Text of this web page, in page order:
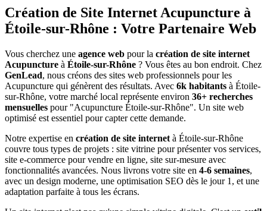
Création de Site Internet Acupuncture à
Étoile-sur-Rhône : Votre Partenaire Web
Vous cherchez une agence web pour la création de site internet
Acupuncture à Étoile-sur-Rhône ? Vous êtes au bon endroit. Chez
GenLead, nous créons des sites web professionnels pour les
Acupuncture qui génèrent des résultats. Avec 6k habitants à Étoile-
sur-Rhône, votre marché local représente environ 36+ recherches
mensuelles pour "Acupuncture Étoile-sur-Rhône". Un site web
optimisé est essentiel pour capter cette demande.
Notre expertise en création de site internet à Étoile-sur-Rhône
couvre tous types de projets : site vitrine pour présenter vos services,
site e-commerce pour vendre en ligne, site sur-mesure avec
fonctionnalités avancées. Nous livrons votre site en 4-6 semaines,
avec un design moderne, une optimisation SEO dès le jour 1, et une
adaptation parfaite à tous les écrans.